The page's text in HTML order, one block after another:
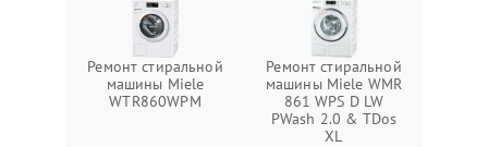
Ремонт стиральной
машины Miele
WTR860WPM
Ремонт стиральной
машины Miele WMR
861 WPS D LW
PWash 2.0 & TDos
XL